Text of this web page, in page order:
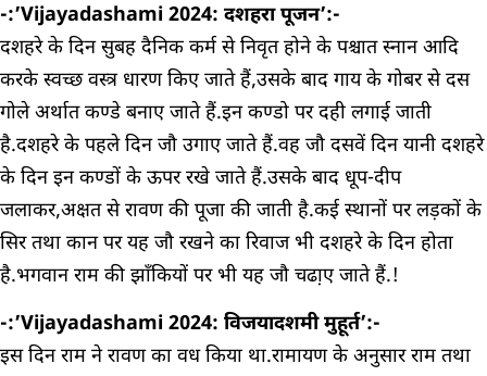
-:’Vijayadashami 2024: दशहरा पूजन’:-
दशहरे के दिन सुबह दैनिक कर्म से निवृत होने के पश्चात स्नान आदि
करके स्वच्छ वस्त्र धारण किए जाते हैं,उसके बाद गाय के गोबर से दस
गोले अर्थात कण्डे बनाए जाते हैं.इन कण्डो पर दही लगाई जाती
है.दशहरे के पहले दिन जौ उगाए जाते हैं.वह जौ दसवें दिन यानी दशहरे
के दिन इन कण्डों के ऊपर रखे जाते हैं.उसके बाद धूप-दीप
जलाकर,अक्षत से रावण की पूजा की जाती है.कई स्थानों पर लड़कों के
सिर तथा कान पर यह जौ रखने का रिवाज भी दशहरे के दिन होता
है.भगवान राम की झाँकियों पर भी यह जौ चढा़ए जाते हैं.!
-:’Vijayadashami 2024: विजयादशमी मुहूर्त’:-
इस दिन राम ने रावण का वध किया था.रामायण के अनुसार राम तथा